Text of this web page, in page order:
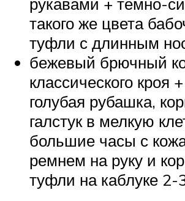
такого же цвета
туфли с длинным
бежевый брючный
классического кроя
голубая рубашка,
галстук в мелкую
большие часы с
ремнем на руку и
туфли на каблуке 2-